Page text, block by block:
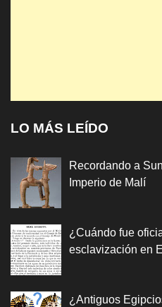
LO MÁS LEÍDO
Recordando a
Imperio de Malí
¿Cuándo fue
esclavización en
¿Antiguos